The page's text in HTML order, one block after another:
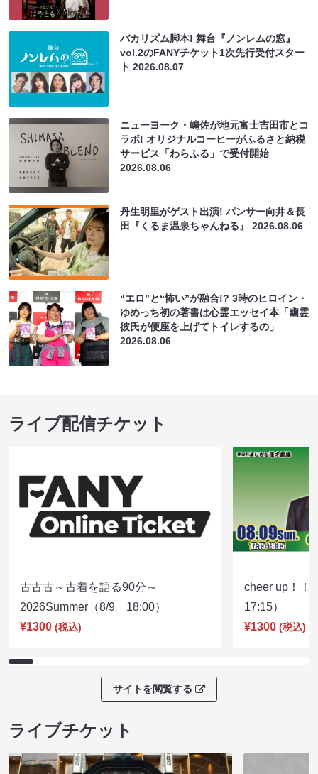
バカリズム脚本! 舞台『ノンレムの窓』
vol.2のFANYチケット1次先行受付スター
ト2026.08.07
ニューヨーク・嶋佐が地元富士吉田市とコ
ラボ! オリジナルコーヒーがふるさと納税
サービス「わらふる」で受付開始
2026.08.06
丹生明里がゲスト出演! パンサー向井＆長
田『くるま温泉ちゃんねる』2026.08.06
“エロ”と“怖い”が融合!? 3時のヒロイン・
ゆめっち初の著書は心霊エッセイ本「幽霊
彼氏が便座を上げてトイレするの」
2026.08.06
ライブ配信チケット
古古古～古着を語る90分～
2026Summer（8/9 18:00）
¥1300 (税込)
cheer up！
17:15）
¥1300 (税込)
サイトを閲覧する
ライブチケット